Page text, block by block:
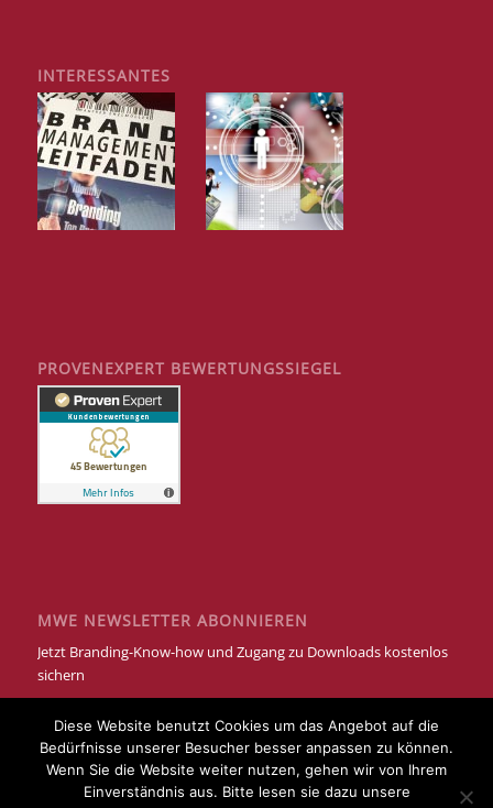
INTERESSANTES
PROVENEXPERT BEWERTUNGSSIEGEL
MWE NEWSLETTER ABONNIEREN
Jetzt Branding-Know-how und Zugang zu Downloads kostenlos
sichern
Diese Website benutzt Cookies um das Angebot auf die
Bedürfnisse unserer Besucher besser anpassen zu können.
Wenn Sie die Website weiter nutzen, gehen wir von Ihrem
Einverständnis aus. Bitte lesen sie dazu unsere